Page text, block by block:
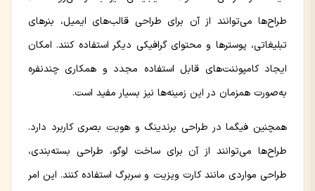
طراح‌ها می‌توانند از آن برای طراحی قالب‌های ایمیل، بنرهای
تبلیغاتی، پوسترها و محتوای گرافیکی دیگر استفاده کنند. امکان
ایجاد کامپوننت‌های قابل استفاده مجدد و همکاری چندنفره
به‌صورت همزمان در این زمینه‌ها نیز بسیار مفید است.
همچنین فیگما در طراحی برندینگ و هویت بصری کاربرد دارد.
طراح‌ها می‌توانند از آن برای ساخت لوگو، طراحی بسته‌بندی،
طراحی مواردی مانند کارت ویزیت و سربرگ استفاده کنند. این امر